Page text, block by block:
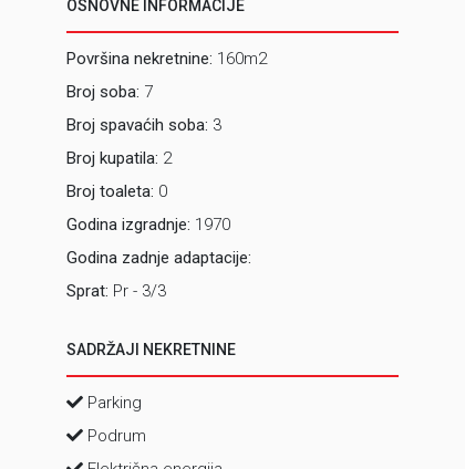
OSNOVNE INFORMACIJE
Površina nekretnine: 160m2
Broj soba: 7
Broj spavaćih soba: 3
Broj kupatila: 2
Broj toaleta: 0
Godina izgradnje: 1970
Godina zadnje adaptacije:
Sprat: Pr - 3/3
SADRŽAJI NEKRETNINE
Parking
Podrum